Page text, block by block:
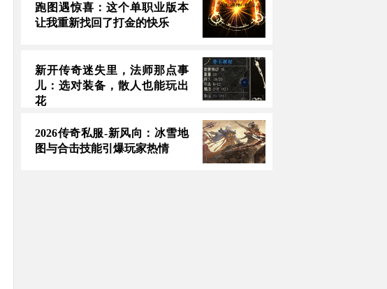
跑图遇惊喜：这个单职业版本
让我重新找回了打金的快乐
新开传奇迷失里，法师那点事
儿：选对装备，散人也能玩出
花
2026传奇私服-新风向：冰雪地
图与合击技能引爆玩家热情